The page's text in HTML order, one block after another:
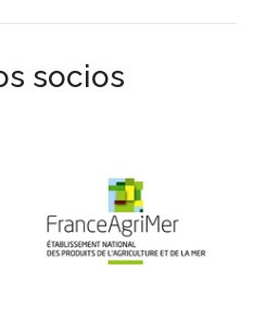
socios